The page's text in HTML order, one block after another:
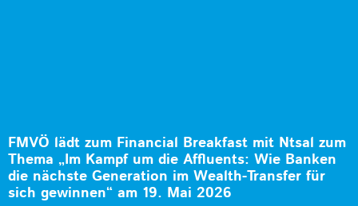
FMVÖ lädt zum Financial Breakfast mit Ntsal zum
Thema „Im Kampf um die Affluents: Wie Banken
die nächste Generation im Wealth-Transfer für
sich gewinnen“ am 19. Mai 2026